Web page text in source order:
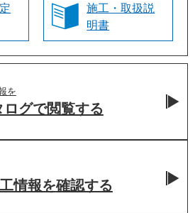
施工・取扱説
明書
を
ログで閲覧する
情報を確認する